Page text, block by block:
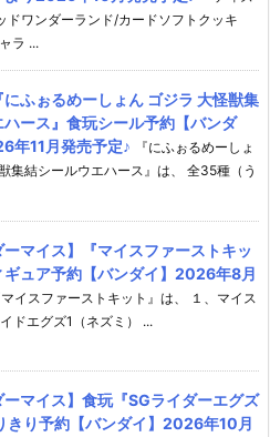
ドワンダーランド/カードソフトクッキ
ラ ...
にふぉるめーしょん ゴジラ 大怪獣集
ース』食玩シール予約【バンダ
年11月発売予定♪
『にふぉるめーしょ
集結シールウエハース』は、 全35種（う
ーマイス】『マイスファーストキッ
ギュア予約【バンダイ】2026年8月
マイスファーストキット』は、 １、マイス
ドエグズ1（ネズミ） ...
ーマイス】食玩『SGライダーエグズ
きり予約【バンダイ】2026年10月